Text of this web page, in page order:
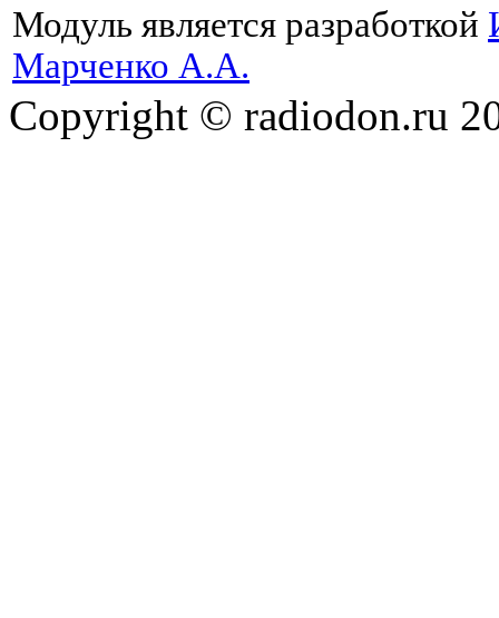
Модуль является разработкой
Марченко А.А.
Copyright © radiodon.ru